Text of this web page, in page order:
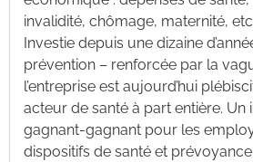
invalidité, chômage, maternité,
Investie depuis une dizaine
prévention – renforcée par la
l’entreprise est aujourd’hui
acteur de santé à part entière. Un
gagnant-gagnant pour les
dispositifs de santé et